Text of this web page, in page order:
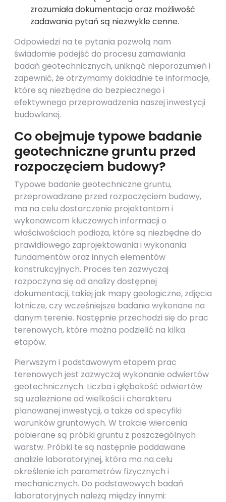
zrozumiała dokumentacja oraz możliwość
zadawania pytań są niezwykle cenne.
Odpowiedzi na te pytania pozwolą nam
świadomie podejść do procesu zamawiania
badań geotechnicznych, uniknąć nieporozumień i
zapewnić, że otrzymamy dokładnie te informacje,
które są niezbędne do bezpiecznego i
efektywnego przeprowadzenia naszej inwestycji
budowlanej.
Co obejmuje typowe badanie
geotechniczne gruntu przed
rozpoczęciem budowy?
Typowe badanie geotechniczne gruntu,
przeprowadzane przed rozpoczęciem budowy,
ma na celu dostarczenie projektantom i
wykonawcom kluczowych informacji o
właściwościach podłoża, które są niezbędne do
prawidłowego zaprojektowania i wykonania
fundamentów oraz innych elementów
konstrukcyjnych. Proces ten zazwyczaj
rozpoczyna się od analizy dostępnej
dokumentacji, takiej jak mapy geologiczne, zdjęcia
lotnicze, czy wcześniejsze badania wykonane na
danym terenie. Następnie przechodzi się do prac
terenowych, które można podzielić na kilka
etapów.
Pierwszym i podstawowym etapem prac
terenowych jest zazwyczaj wykonanie odwiertów
geotechnicznych. Liczba i głębokość odwiertów
są uzależnione od wielkości i charakteru
planowanej inwestycji, a także od specyfiki
warunków gruntowych. W trakcie wiercenia
pobierane są próbki gruntu z poszczególnych
warstw. Próbki te są następnie poddawane
analizie laboratoryjnej, która ma na celu
określenie ich parametrów fizycznych i
mechanicznych. Do podstawowych badań
laboratoryjnych należą między innymi: